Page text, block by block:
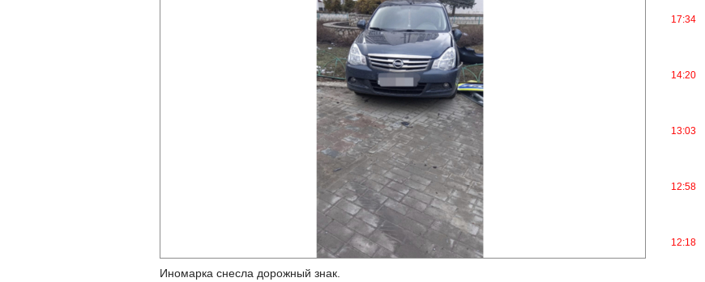
Иномарка снесла дорожный знак.
17:34
14:20
13:03
12:58
12:18